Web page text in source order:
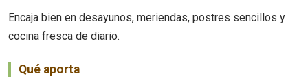
Encaja bien en desayunos, meriendas, postres sencillos y
cocina fresca de diario.
Qué aporta